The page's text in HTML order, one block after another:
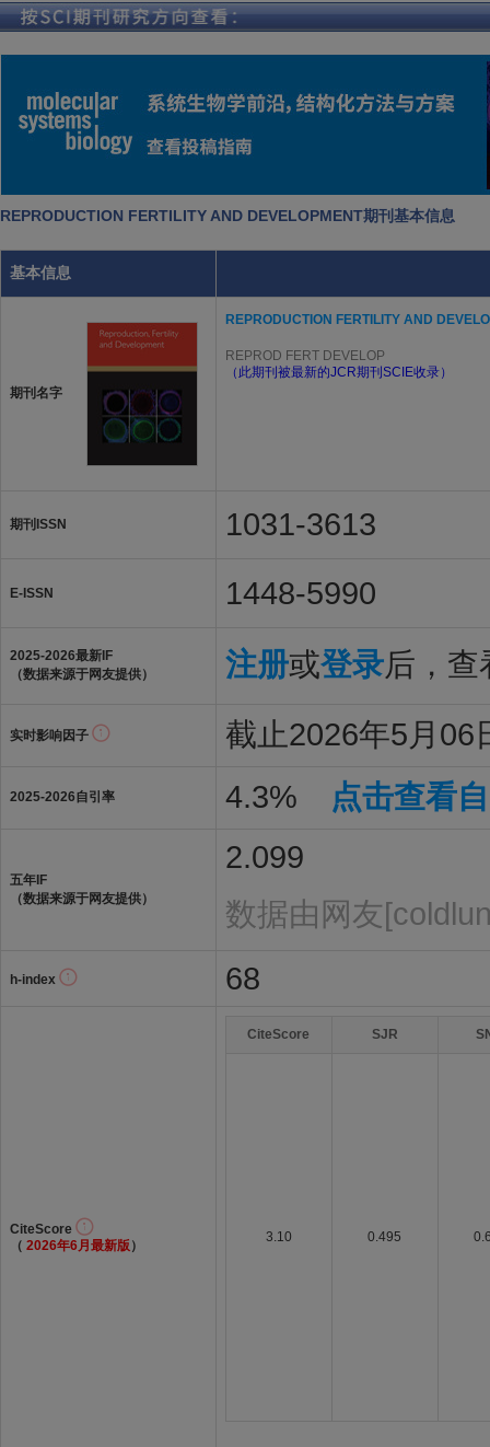
REPRODUCTION FERTILITY AND DEVELOPMENT期刊基本信息
基本信息
期刊名字
REPRODUCTION FERTILITY AND
REPROD FERT DEVELOP
（此期刊被最新的JCR期刊SCIE收录）
期刊ISSN 1031-3613
E-ISSN 1448-5990
2025-2026最新IF
（数据来源于网友提供）
注册或登录后，查
实时影响因子 截止2026年5月06
2025-2026自引率 4.3% 点击查看
五年IF
（数据来源于网友提供）
2.099
数据由网友
h-index 68
CiteScore
（ 2026年6月最新版 ）
CiteScore SJR
3.10 0.495